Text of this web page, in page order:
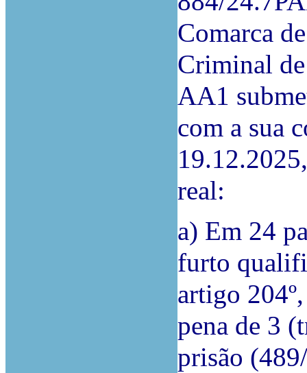
Comarca
Criminal
AA1
com a sua
real:
a) Em 24
furto
artigo
pena de 3
prisão